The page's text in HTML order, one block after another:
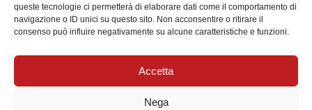
queste tecnologie ci permetterà di elaborare dati come il comportamento di
navigazione o ID unici su questo sito. Non acconsentire o ritirare il
consenso può influire negativamente su alcune caratteristiche e funzioni.
Accetta
Nega
Prevendita sul circuitoVivaticket